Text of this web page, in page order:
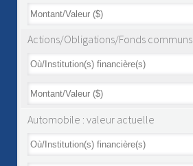
Actions/Obligations/Fonds communs
Automobile : valeur actuelle